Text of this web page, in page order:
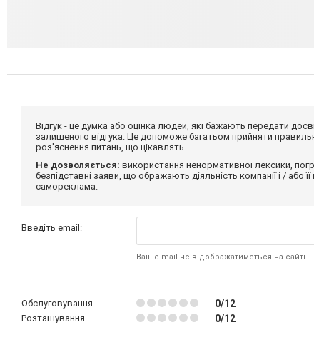
Відгук - це думка або оцінка людей, які бажають передати
залишеного відгука. Це допоможе багатьом прийняти
роз'яснення питань, що цікавлять.
Не дозволяється: використання ненормативної лексики,
безпідставні заяви, що ображають діяльність компанії і / або
самореклама.
Введіть email:
Ваш e-mail не відображатиметься на сайті
Обслуговування 0/12
Розташування 0/12